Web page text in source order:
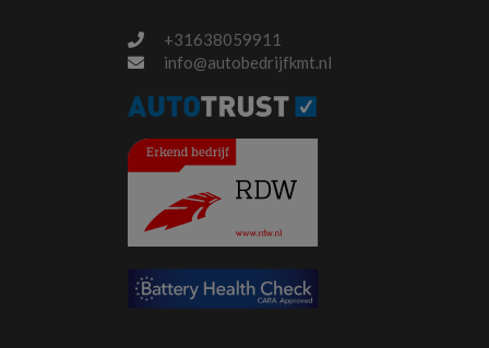
+31638059911
info@autobedrijfkmt.nl